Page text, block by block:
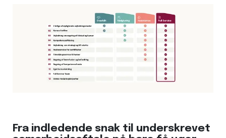
Fra indledende snak til underskrevet